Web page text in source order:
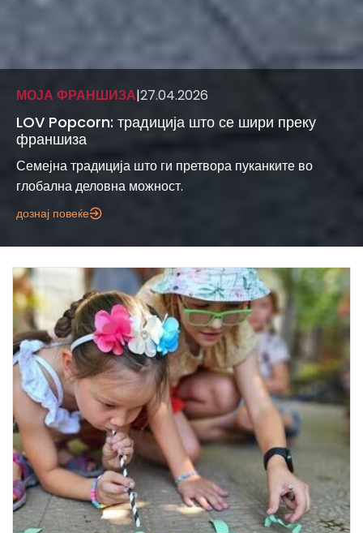
МОЈА ФРАНШИЗА|27.04.2026
LOV Popcorn: традиција што се шири преку
франшиза
Семејна традиција што ги претвора пуканките во
глобална деловна можност.
дознај повеќе